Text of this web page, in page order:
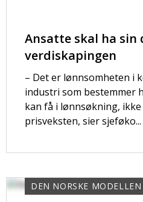
Ansatte skal ha sin
verdiskapingen
– Det er lønnsomheten i
industri som bestemmer
kan få i lønnsøkning,
prisveksten, sier sjeføko...
DEN NORSKE MODELLEN